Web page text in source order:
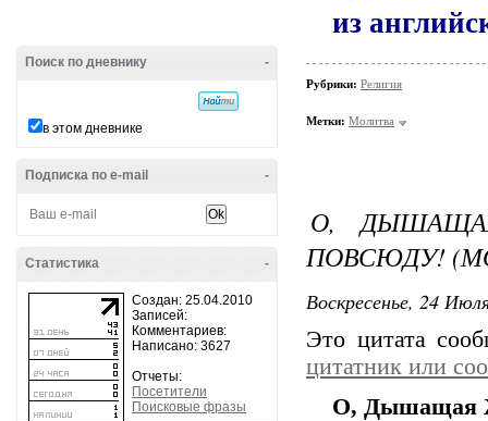
-
Поиск по дневнику
в этом дневнике
-
Подписка по e-mail
-
Статистика
Создан: 25.04.2010
Записей:
Комментариев:
Написано: 3627
Отчеты:
Посетители
Поисковые фразы
из
Рубрики: Религия
Метки: Молитва
О,
ПОВСЮДУ!
Воскресенье, 24
Это цитата
цитатник или
О, Дышащая